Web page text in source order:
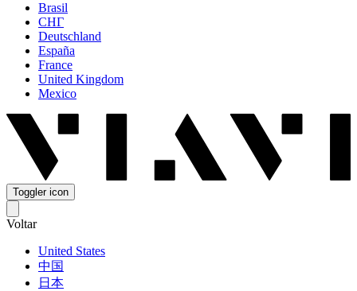
Brasil
СНГ
Deutschland
España
France
United Kingdom
Mexico
Toggler icon
Voltar
United States
中国
日本